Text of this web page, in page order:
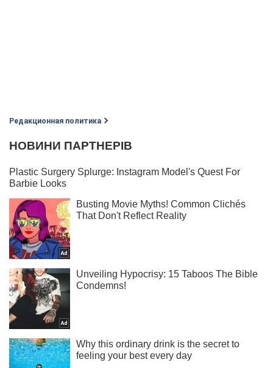
Редакционная политика